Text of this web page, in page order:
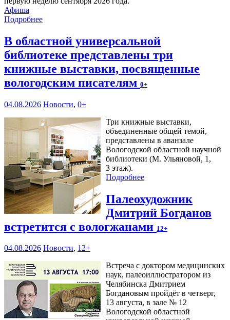
Афиша
Подробнее
В областной универсальной
библиотеке представлены три
книжные выставки, посвященные
вологодским писателям 0+
04.08.2026 Новости, 0+
Три книжные выставки,
объединенные общей темой,
представлены в аванзале
Вологодской областной научной
библиотеки (М. Ульяновой, 1,
3 этаж).
Подробнее
Палеохудожник
Дмитрий Богданов
встретится с вологжанами 12+
04.08.2026 Новости, 12+
Встреча с доктором медицинских
наук, палеоиллюстратором из
Челябинска Дмитрием
Богдановым пройдёт в четверг,
13 августа, в зале № 12
Вологодской областной